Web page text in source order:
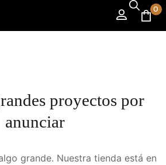
0
proyectos por
anunciar
grande. Nuestra tienda está en